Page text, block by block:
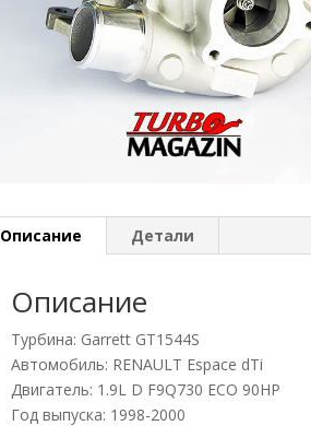
Описание Детали
Описание
Турбина: Garrett GT1544S
Автомобиль: RENAULT Espace dTi
Двигатель: 1.9L D F9Q730 ECO 90HP
Год выпуска: 1998-2000